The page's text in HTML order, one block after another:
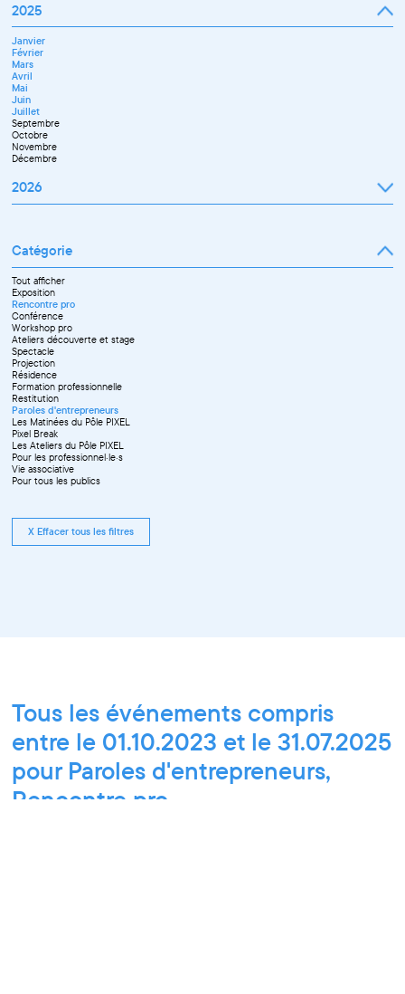
Janvier
Février
Mars
Avril
Mai
Juin
Juillet
Septembre
Novembre
Décembre
2025
Janvier
Février
Mars
Avril
Mai
Juin
Juillet
Septembre
Octobre
Novembre
Décembre
2026
Avril
Mai
Juin
Septembre
Octobre
Novembre
Catégorie
Tout afficher
Exposition
Rencontre pro
Conférence
Workshop pro
Ateliers découverte et stage
Spectacle
Projection
Résidence
Formation professionnelle
Restitution
Paroles d'entrepreneurs
Les Matinées du Pôle PIXEL
Pixel Break
Les Ateliers du Pôle PIXEL
Pour les professionnel·le·s
Vie associative
Pour tous les publics
X Effacer tous les filtres
Tous les événements compris
entre le 01.10.2023 et le 31.07.2025
pour Paroles d'entrepreneurs,
Rencontre pro